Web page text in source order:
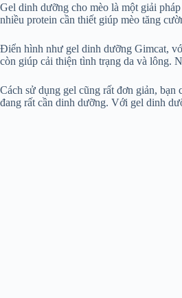
Gel dinh dưỡng cho mèo là một giải
nhiều protein cần thiết giúp mèo tăng
Điển hình như gel dinh dưỡng Gimcat,
còn giúp cải thiện tình trạng da và lông.
Cách sử dụng gel cũng rất đơn giản,
đang rất cần dinh dưỡng. Với gel dinh